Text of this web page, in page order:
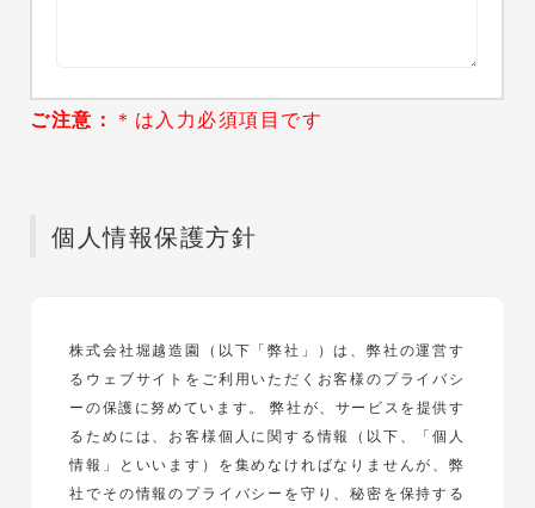
ご注意： ＊は入力必須項目です
個人情報保護方針
株式会社堀越造園（以下「弊社」）は、弊社の運営す
るウェブサイトをご利用いただくお客様のプライバシ
ーの保護に努めています。 弊社が、サービスを提供す
るためには、お客様個人に関する情報（以下、「個人
情報」といいます）を集めなければなりませんが、弊
社でその情報のプライバシーを守り、秘密を保持する